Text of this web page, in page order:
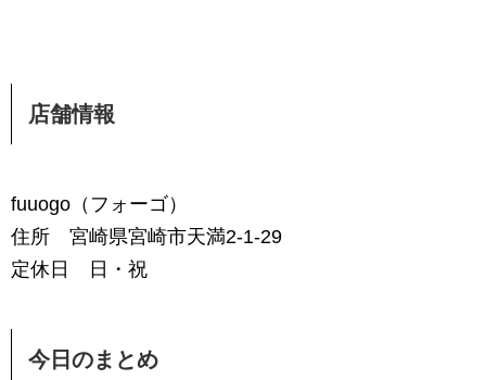
店舗情報
fuuogo（フォーゴ）
住所 宮崎県宮崎市天満2-1-29
定休日 日・祝
今日のまとめ